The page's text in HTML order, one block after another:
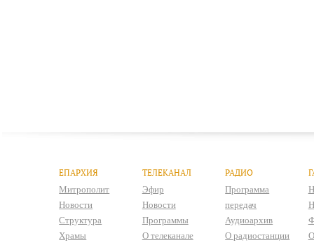
ЕПАРХИЯ
Митрополит
Новости
Структура
Храмы
ТЕЛЕКАНАЛ
Эфир
Новости
Программы
О телеканале
РАДИО
Программа
передач
Аудиоархив
О радиостанции